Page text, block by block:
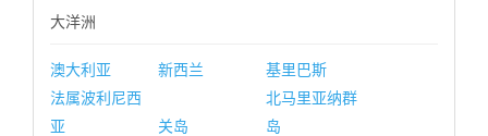
大洋洲
澳大利亚 新西兰
基里巴斯
法属波利尼西
亚
关岛
北马里亚纳群
岛